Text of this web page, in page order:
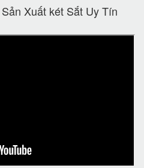
Xuất két Sắt Uy Tín